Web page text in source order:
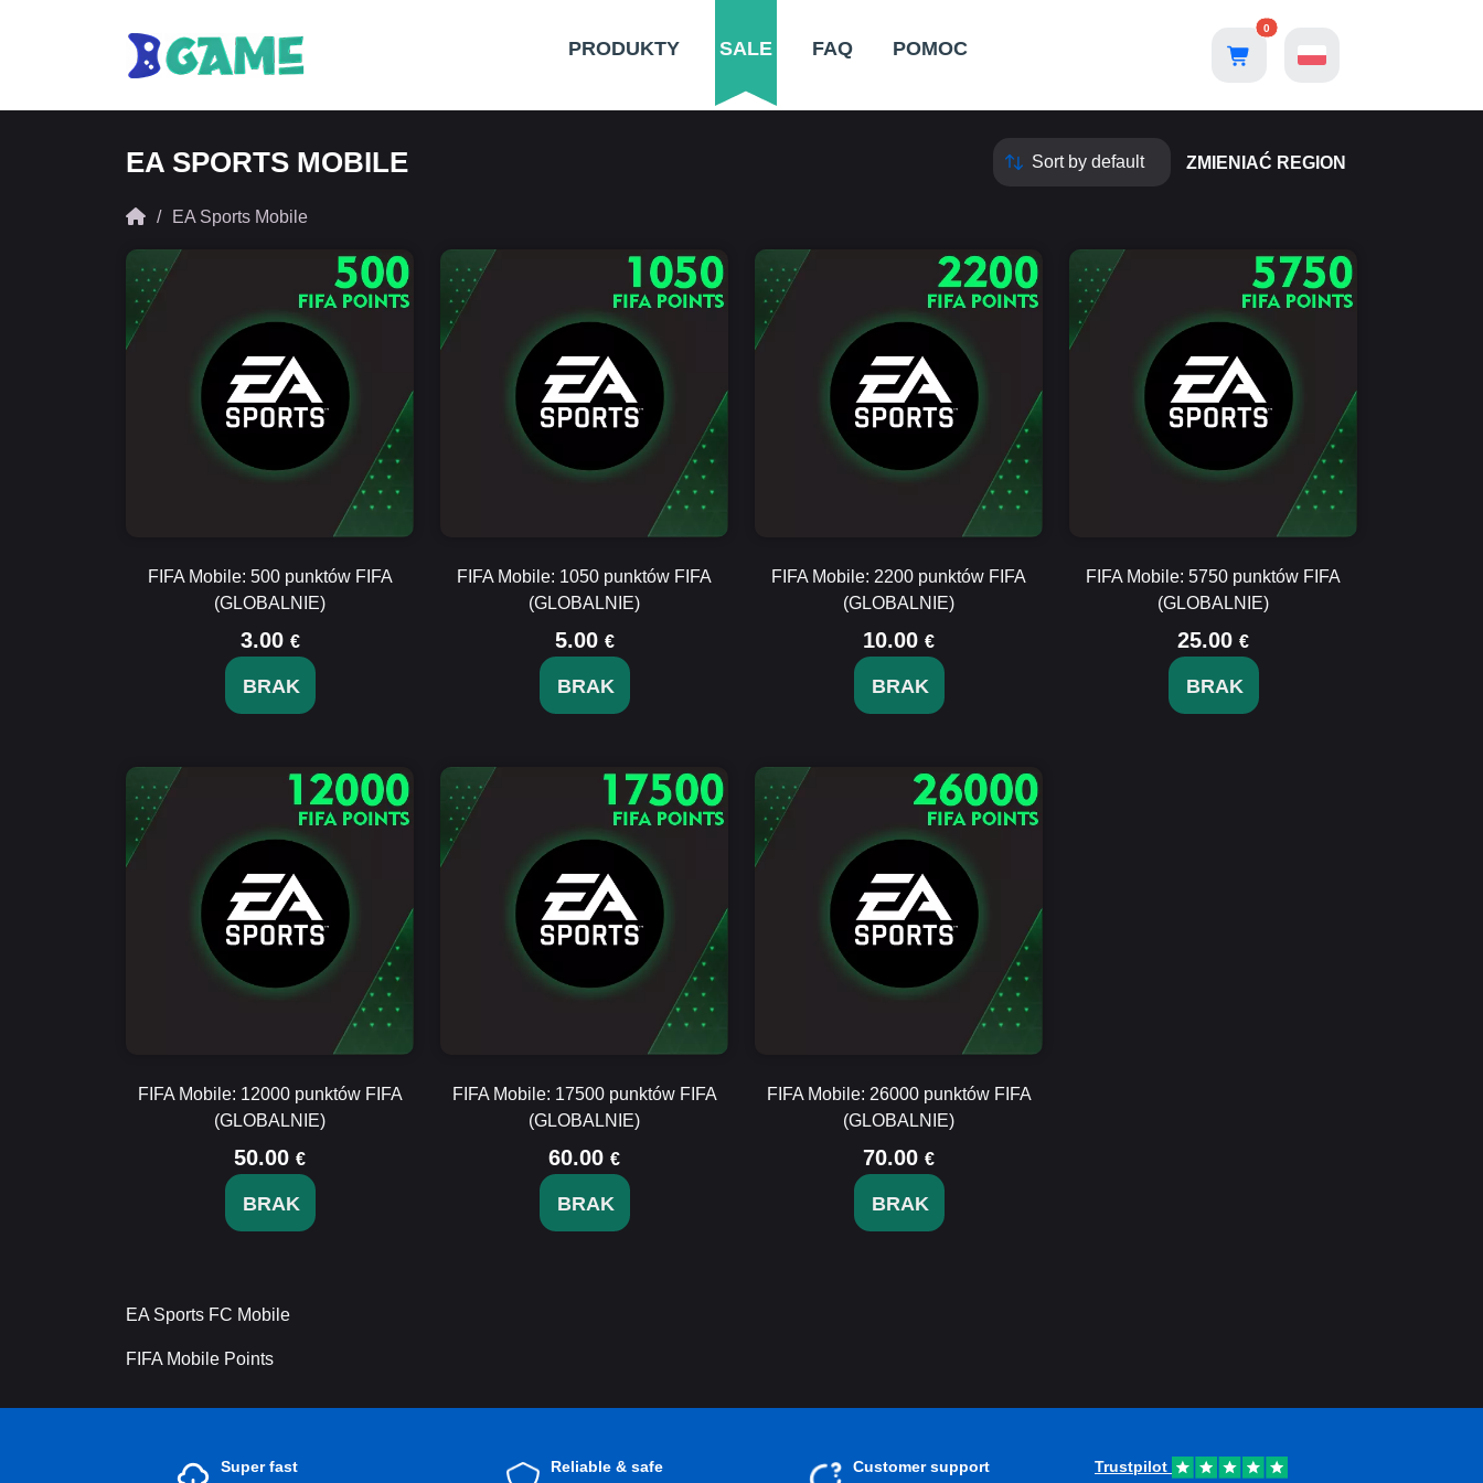
PRODUKTY SALE FAQ POMOC
0
EA SPORTS MOBILE ZMIENIAĆ REGION
EA Sports Mobile
FIFA Mobile: 500 punktów FIFA
(GLOBALNIE)
3.00 €
BRAK
FIFA Mobile: 1050 punktów FIFA
(GLOBALNIE)
5.00 €
BRAK
FIFA Mobile: 2200 punktów FIFA
(GLOBALNIE)
10.00 €
BRAK
FIFA Mobile: 5750 punktów FIFA
(GLOBALNIE)
25.00 €
BRAK
FIFA Mobile: 12000 punktów FIFA
(GLOBALNIE)
50.00 €
BRAK
FIFA Mobile: 17500 punktów FIFA
(GLOBALNIE)
60.00 €
BRAK
FIFA Mobile: 26000 punktów FIFA
(GLOBALNIE)
70.00 €
BRAK
EA Sports FC Mobile
FIFA Mobile Points
Super fast Reliable & safe Customer support Trustpilot